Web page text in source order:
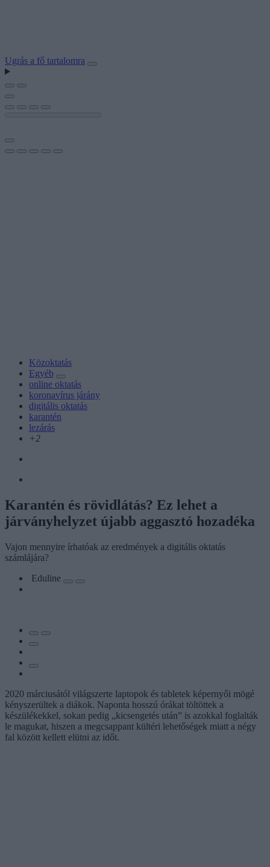
Ugrás a fő tartalomra
Közoktatás
Egyéb
online oktatás
koronavírus járány
digitális oktatás
karantén
lezárás
+2
Karantén és rövidlátás? Ez lehet a
járványhelyzet újabb aggasztó hozadéka
Vajon mennyire írhatóak az eredmények a digitális oktatás
számlájára?
Eduline
2020 márciusától világszerte laptopok és tabletek képernyői mögé
kényszerültek a diákok. Naponta hosszú órákat töltöttek a
készülékekkel, sokan pedig „kicsengetés után” is azokkal foglalták
le magukat, hiszen a megcsappant kültéri lehetőségek miatt a négy
fal között kellett elütni az időt.